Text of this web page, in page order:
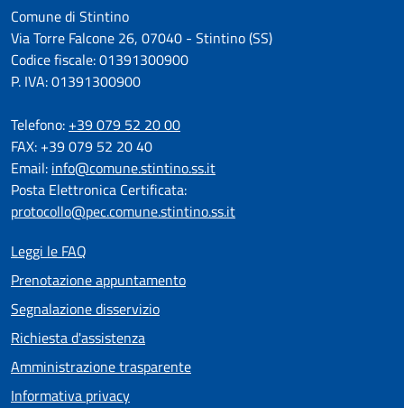
Comune di Stintino
Via Torre Falcone 26, 07040 - Stintino (SS)
Codice fiscale: 01391300900
P. IVA: 01391300900
Telefono: +39 079 52 20 00
FAX: +39 079 52 20 40
Email: info@comune.stintino.ss.it
Posta Elettronica Certificata:
protocollo@pec.comune.stintino.ss.it
Leggi le FAQ
Prenotazione appuntamento
Segnalazione disservizio
Richiesta d'assistenza
Amministrazione trasparente
Informativa privacy